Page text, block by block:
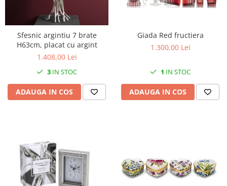
Sfesnic argintiu 7 brate
H63cm, placat cu argint
1.408,00 Lei
3 IN STOC
ADAUGA IN COS
Giada Red fructiera
1.300,00 Lei
1 IN STOC
ADAUGA IN COS